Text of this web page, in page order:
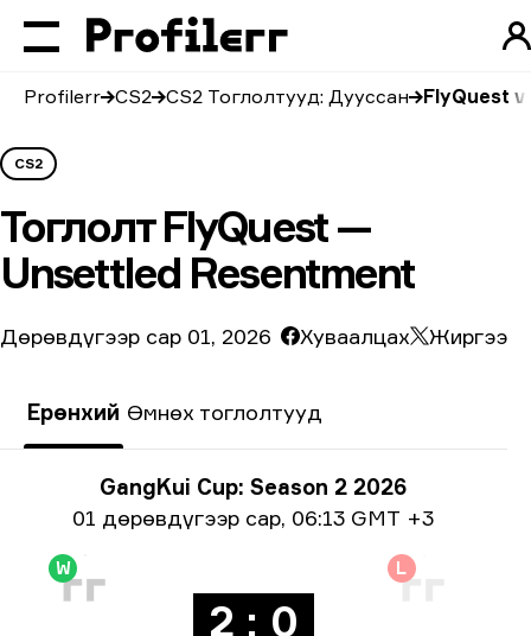
Profilerr CS2 CS2 Тоглолтууд: Дууссан FlyQuest
CS2
Тоглолт FlyQuest —
Unsettled Resentment
Дөрөвдүгээр сар 01, 2026 Хуваалцах Жиргээ
Ерөнхий Өмнөх тоглолтууд
Тэмцээний мэдээлэл
GangKui Cup: Season 2 2026
Огнооны мэдээлэл
01 дөрөвдүгээр сар, 06:13 GMT +3
W
2 : 0
L